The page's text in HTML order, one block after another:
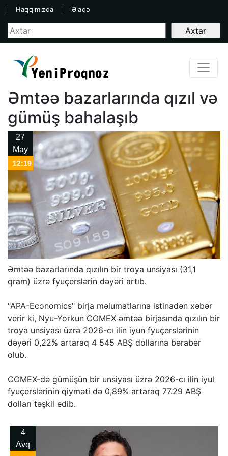
Haqqımızda Əlaqə
Əmtəə bazarlarında qızıl və
gümüş bahalaşıb
27
May
12:19
Əmtəə bazarlarında qızılın bir troya unsiyası (31,1
qram) üzrə fyuçerslərin dəyəri artıb.
"APA-Economics" birja məlumatlarına istinadən xəbər
verir ki, Nyu-Yorkun COMEX əmtəə birjasında qızılın bir
troya unsiyası üzrə 2026-cı ilin iyun fyuçerslərinin
dəyəri 0,22% artaraq 4 545 ABŞ dollarına bərabər
olub.
COMEX-də gümüşün bir unsiyası üzrə 2026-cı ilin iyul
fyuçerslərinin qiyməti də 0,89% artaraq 77.29 ABŞ
dolları təşkil edib.
4
Avq